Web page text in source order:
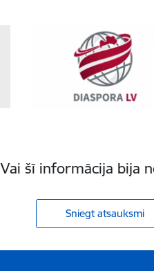
Vai šī informācija bija
Sniegt atsauksmi